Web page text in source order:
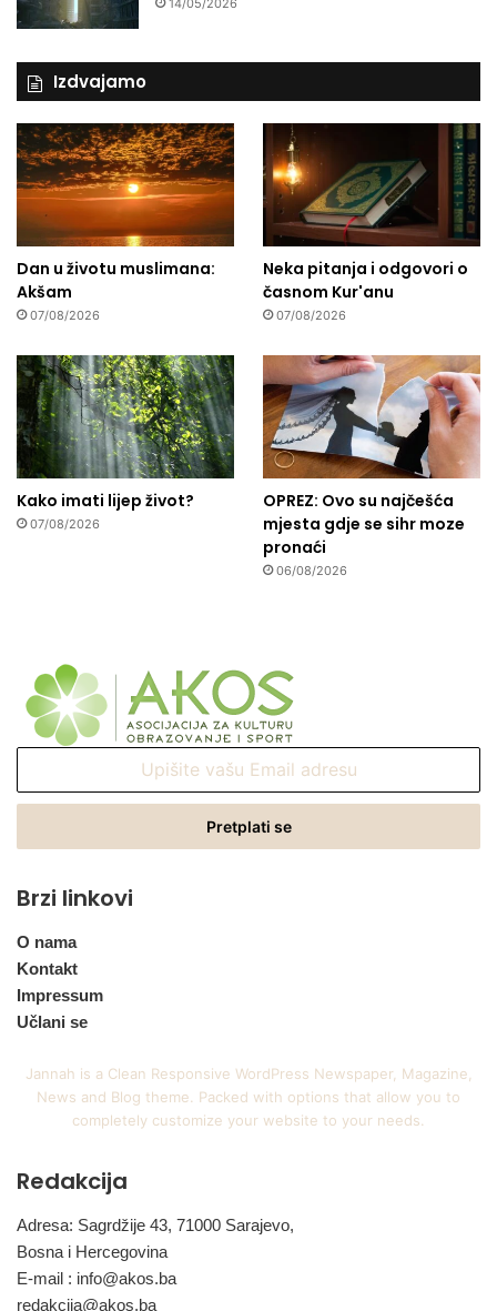
14/05/2026
Izdvajamo
Dan u životu muslimana:
Akšam
07/08/2026
Neka pitanja i odgovori o
časnom Kur'anu
07/08/2026
Kako imati lijep život?
07/08/2026
OPREZ: Ovo su najčešća
mjesta gdje se sihr moze
pronaći
06/08/2026
Email
Brzi linkovi
O nama
Kontakt
Impressum
Učlani se
Jannah is a Clean Responsive WordPress Newspaper, Magazine,
News and Blog theme. Packed with options that allow you to
completely customize your website to your needs.
Redakcija
Adresa: Sagrdžije 43, 71000 Sarajevo,
Bosna i Hercegovina
E-mail : info@akos.ba
redakcija@akos.ba